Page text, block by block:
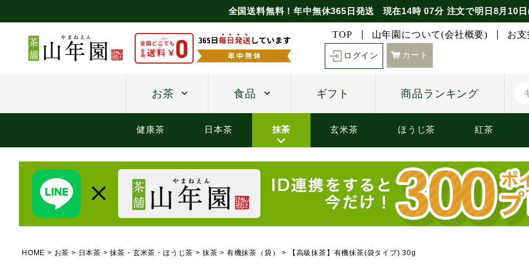
全国送料無料！年中無休365日発送 現在14時 07分注文で明日8月10
TOP 山年園について(会社概要) お
ログイン カート
お茶 食品 ギフト 商品ランキング
健康茶 日本茶 抹茶 玄米茶 ほうじ茶 紅茶
HOME お茶 日本茶 抹茶・玄米茶・ほうじ茶 抹茶 有機抹茶（袋） 【高級抹茶】有機抹茶(袋タイプ) 30g